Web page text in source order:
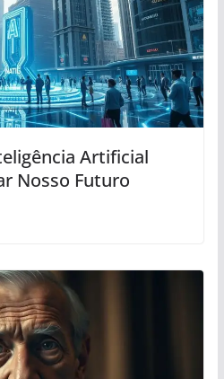
Artificial
Nosso Futuro